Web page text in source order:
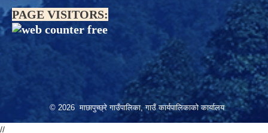
PAGE VISITORS:
© 2026 माछापुच्छ्रे गाउँपालिका, गाउँ कार्यपालिकाको कार्यालय
//